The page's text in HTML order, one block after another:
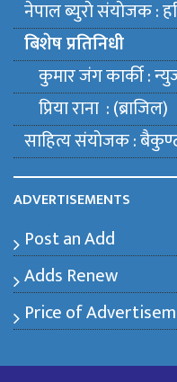
नेपाल ब्युराे संयाेजक :
बिशेष प्रतिनिधी
कुमार जंग कार्की :
प्रिया राना : (ब्राजिल)
साहित्य संयाेजक :
ADVERTISEMENTS
Post an Add
Adds Renew
Price of